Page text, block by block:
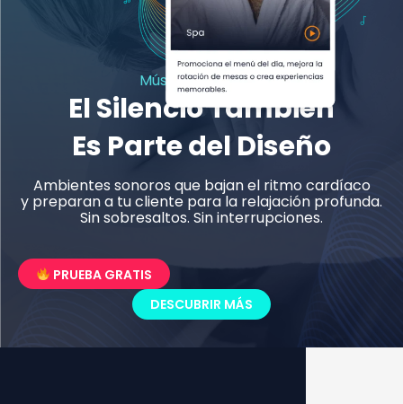
Música para Spas
El Silencio También
Es Parte del Diseño
Ambientes sonoros que bajan el ritmo cardíaco
y preparan a tu cliente para la relajación profunda.
Sin sobresaltos. Sin interrupciones.
PRUEBA GRATIS
DESCUBRIR MÁS